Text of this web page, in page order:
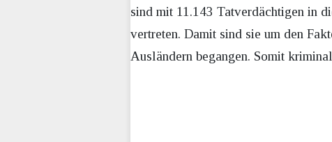
sind mit 11.143 Tatverdächtigen in
vertreten. Damit sind sie um den
Ausländern begangen. Somit